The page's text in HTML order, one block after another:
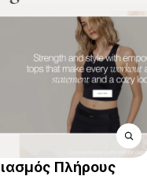
Πλήρους